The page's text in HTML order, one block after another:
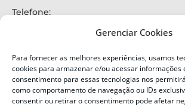
Gerenciar Cookies
Para fornecer as melhores experiências, usamos
cookies para armazenar e/ou acessar informações
consentimento para essas tecnologias nos
como comportamento de navegação ou IDs
consentir ou retirar o consentimento pode afetar
Telefone:
Alertas Defesa Civil:
SMS 40199
ENDEREÇO